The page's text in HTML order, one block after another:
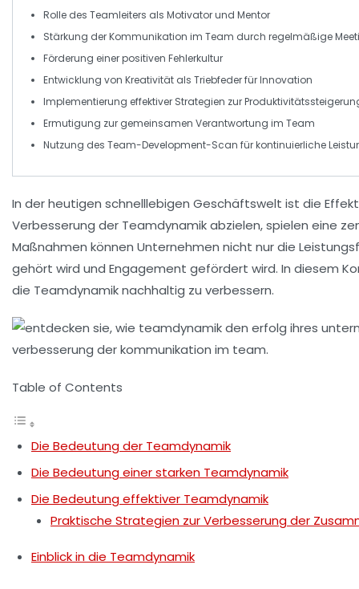
Rolle des Teamleiters als Motivatorund Mentor
Stärkung derKommunikation im Team durch regelmäßige
Förderung einer positiven Fehlerkultur
Entwicklung von Kreativität als Triebfeder fürInnovation
Implementierung effektiver Strategien zur
Ermutigung zur gemeinsamen Verantwortung im Team
Nutzung des Team-Development-Scan für kontinuierliche
In der heutigen schnelllebigen Geschäftswelt ist die
Verbesserung der Teamdynamikabzielen, spielen eine
Maßnahmen können Unternehmen nicht nur die
gehört wird und Engagement gefördert wird. In diesem
die Teamdynamiknachhaltig zu verbessern.
Table of Contents
Die Bedeutung der Teamdynamik
Die Bedeutung einer starken Teamdynamik
Die Bedeutung effektiver Teamdynamik
Praktische Strategien zur Verbesserung der
Einblick in die Teamdynamik